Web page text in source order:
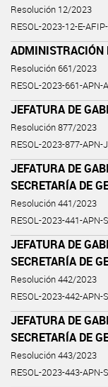
Resolución 12/2023
RESOL-2023-12-E-
ADMINISTRACIÓN
Resolución 661/2023
RESOL-2023-661-APN-
JEFATURA DE
Resolución 877/2023
RESOL-2023-877-APN-
JEFATURA DE
SECRETARÍA DE
Resolución 441/2023
RESOL-2023-441-APN-
JEFATURA DE
SECRETARÍA DE
Resolución 442/2023
RESOL-2023-442-APN-
JEFATURA DE
SECRETARÍA DE
Resolución 443/2023
RESOL-2023-443-APN-